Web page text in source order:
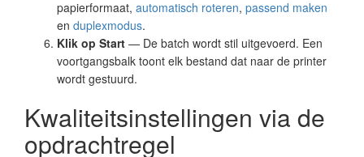
papierformaat, automatisch roteren, passend maken
en duplexmodus.
Klik op Start — De batch wordt stil uitgevoerd. Een
voortgangsbalk toont elk bestand dat naar de printer
wordt gestuurd.
Kwaliteitsinstellingen via de
opdrachtregel